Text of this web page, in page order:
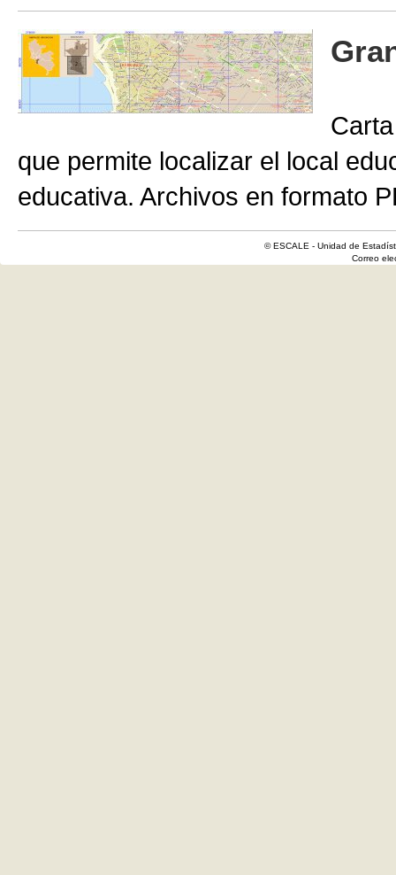
que permite localizar el local
educativa. Archivos en formato
© ESCALE - Unidad de
Correo